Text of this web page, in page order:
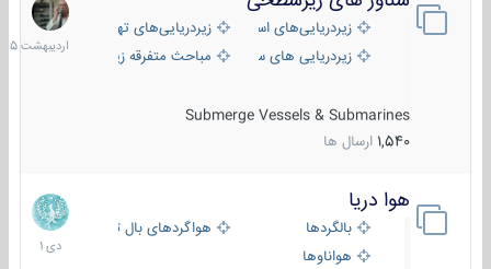
زیردریایی‌های استراتژیکزیردریایی‌های تهاجمی
زیردریایی های سبک
مباحث متفرقه زیرسطحی
Submerge Vessels & Submarines
1,540 ارسال ها
1405
هوا دریا
بالگردها
هواگردهای بال ثابت
هواناوها
12
دی
1401